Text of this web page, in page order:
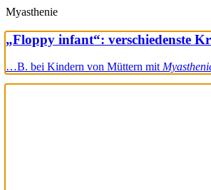
Myasthenie
„Floppy infant“: verschiedenste
…B. bei Kindern von Müttern mit